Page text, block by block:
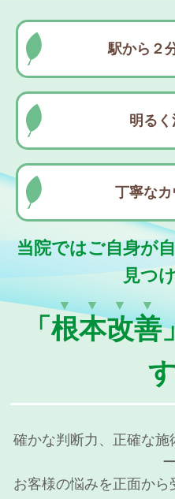
駅から２
明る
丁寧な
当院ではご自身が
見つ
「根本改善
▼▼▼▼
す
確かな判断力、正確な施
お客様の悩みを正面から